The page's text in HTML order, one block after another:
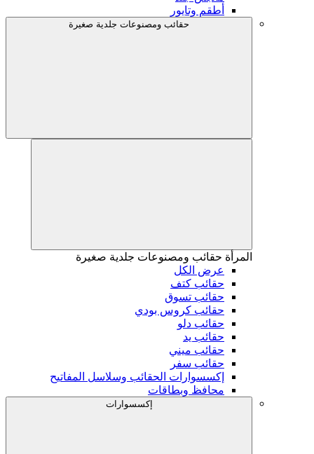
أطقم وتايور
حقائب ومصنوعات جلدية صغيرة
المرأة حقائب ومصنوعات جلدية صغيرة
عرض الكل
حقائب كتف
حقائب تسوق
حقائب كروس بودي
حقائب دلو
حقائب يد
حقائب ميني
حقائب سفر
إكسسوارات الحقائب وسلاسل المفاتيح
محافظ وبطاقات
إكسسوارات